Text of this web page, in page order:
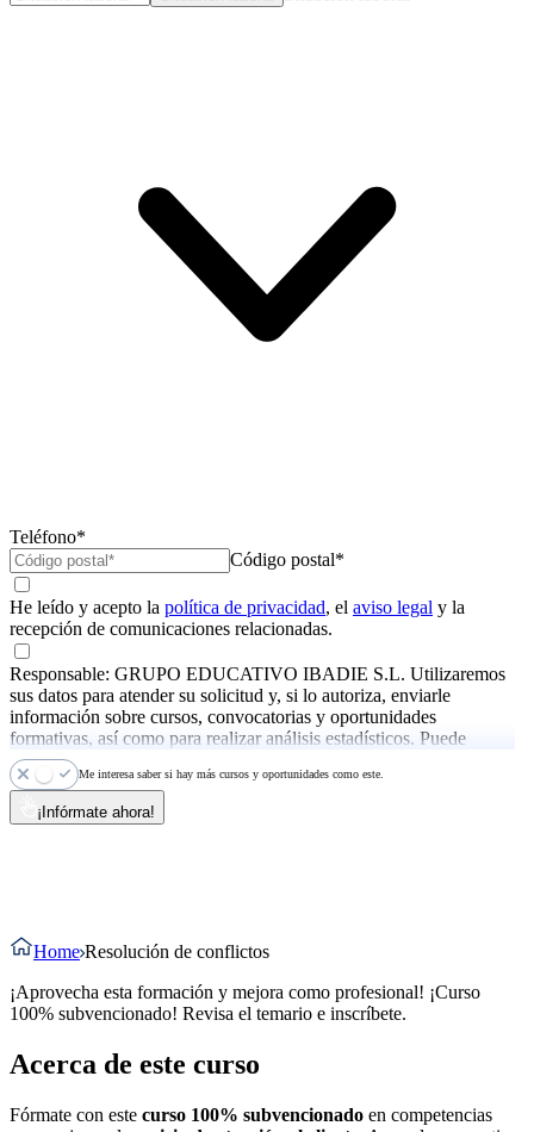
Teléfono*
Código postal*
He leído y acepto la política de privacidad, el aviso legal y la
recepción de comunicaciones relacionadas.
Responsable: GRUPO EDUCATIVO IBADIE S.L. Utilizaremos
sus datos para atender su solicitud y, si lo autoriza, enviarle
información sobre cursos, convocatorias y oportunidades
formativas, así como para realizar análisis estadísticos. Puede
ejercer sus derechos y consultar más información en la
privacidad.
Me interesa saber si hay más cursos y oportunidades como este.
¡Infórmate ahora!
Home Resolución de conflictos
¡Aprovecha esta formación y mejora como profesional! ¡Curso
100% subvencionado! Revisa el temario e inscríbete.
Acerca de este curso
Fórmate con este curso 100% subvencionado en competencias